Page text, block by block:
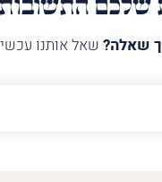
שלכם התשובות
שאלה?שאל אותנו